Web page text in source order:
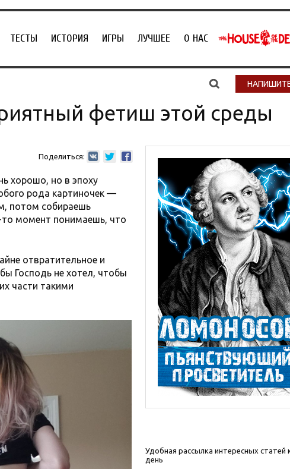
ТЕСТЫ ИСТОРИЯ ИГРЫ ЛУЧШЕЕ О НАС
фетиш этой среды
Поделиться:
хорошо, но в эпоху
рода картиночек —
потом собираешь
то момент понимаешь, что
отвратительное и
Господь не хотел, чтобы
части такими
Удобная рассылка интересных статей
день